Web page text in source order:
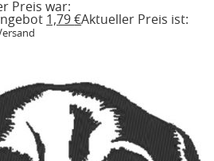
Preis war:
1,79€Aktueller Preis ist: